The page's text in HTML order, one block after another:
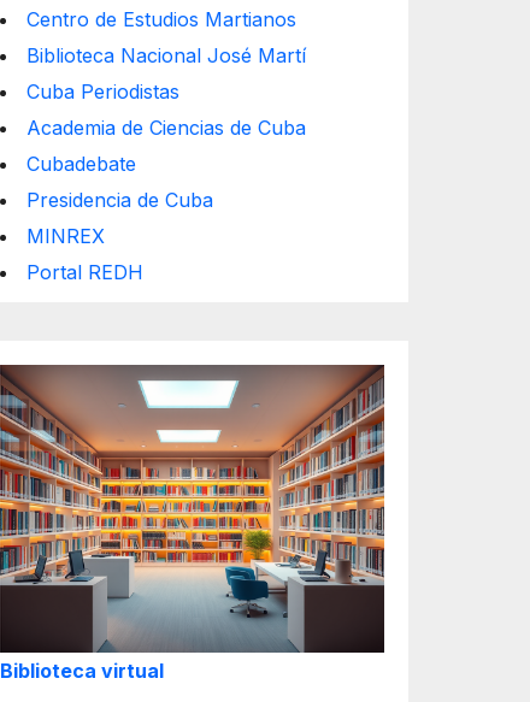
Centro de Estudios Martianos
Biblioteca Nacional José Martí
Cuba Periodistas
Academia de Ciencias de Cuba
Cubadebate
Presidencia de Cuba
MINREX
Portal REDH
Biblioteca virtual